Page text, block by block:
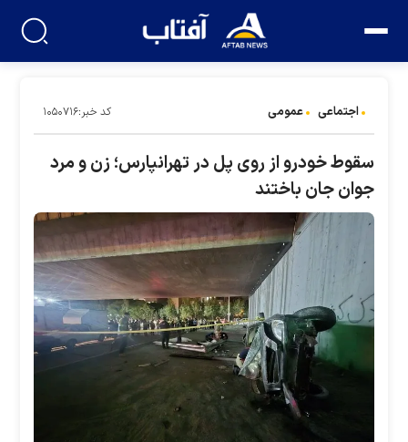
اجتماعی عمومی کد خبر:۱۰۵۰۷۱۶
سقوط خودرو از روی پل در تهرانپارس؛ زن و مرد
جوان جان باختند